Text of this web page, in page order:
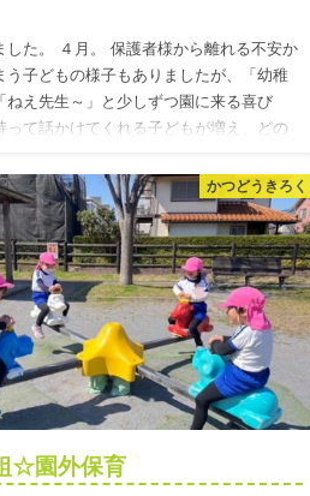
した。 ４月。 保護者様から離れる不安か
う子どもの様子もありましたが、「幼稚
ねえ先生～」と少しずつ園に来る喜び
って話かけてくれる子どもが増え、どの
かつどうきろく
☆園外保育